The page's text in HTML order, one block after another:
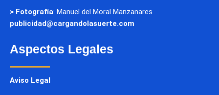
> Fotografía: Manuel del Moral Manzanares
publicidad@cargandolasuerte.com
Aspectos Legales
Aviso Legal